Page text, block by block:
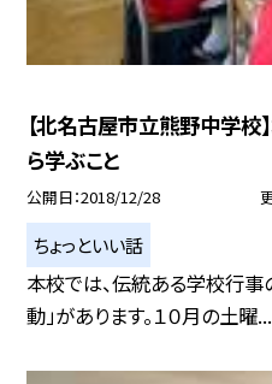
【北名古屋市立熊野中学校
ら学ぶこと
公開日 2018/12/28
ちょっといい話
本校では、伝統ある学校行事
動」があります。１０月の土曜...